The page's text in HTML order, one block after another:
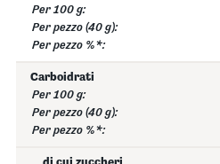
Carboidrati